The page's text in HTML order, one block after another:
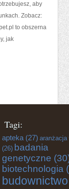
aby
Zobacz:
to obszerna
jak
Tagi:
apteka (27) aranżacja
(26) badania
genetyczne
biotechnologia
budownictwo